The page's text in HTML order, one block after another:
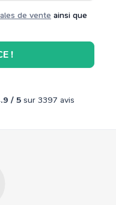
de vente ainsi que
!
/ 5 sur 3397 avis